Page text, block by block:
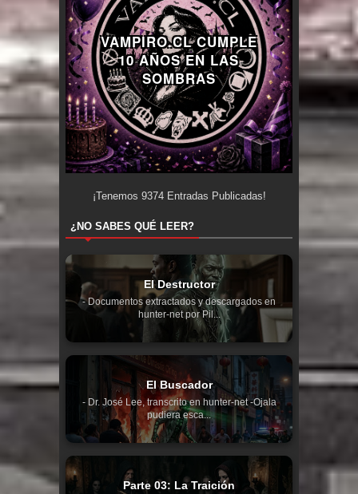
VAMPIRO.CL CUMPLE
10 AÑOS EN LAS
SOMBRAS
¡Tenemos 9374Entradas Publicadas!
¿NO SABES QUÉ LEER?
El Destructor
- Documentos extractados y descargados en
hunter-net por Pil...
El Buscador
- Dr. José Lee, transcrito en hunter-net -Ojala
pudiera esca...
Parte 03: La Traición